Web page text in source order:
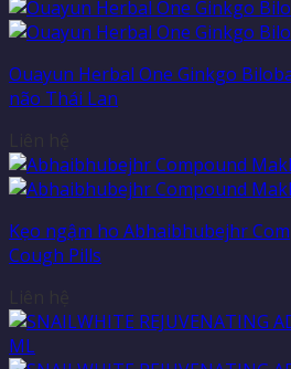
Ouayun Herbal One Ginkgo
não Thái Lan
Kẹo ngậm ho Abhaibhubejhr
Cough Pills